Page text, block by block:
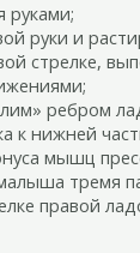
руками;
руки и
стрелке,
ребром
к нижней
мышц
тремя
правой